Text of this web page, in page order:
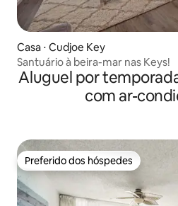
Casa ⋅ Cudjoe Key
Santuário à beira-mar nas Keys!
Aluguel por
com ar-
Preferido dos hóspedes
Preferido dos hóspedes